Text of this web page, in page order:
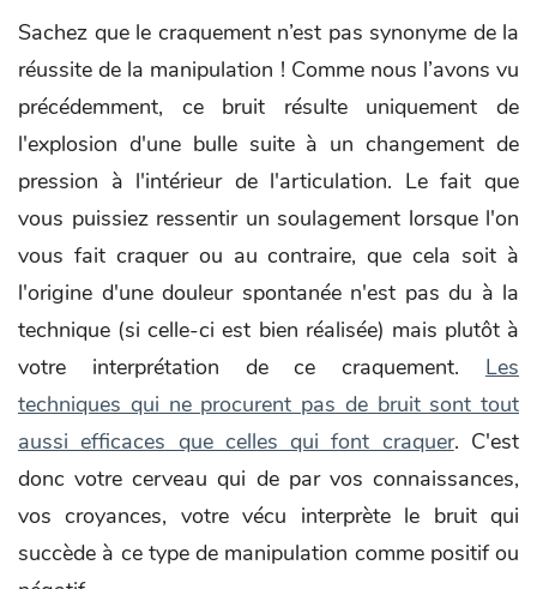
Sachez que le craquement n’est pas synonyme de la
réussite de la manipulation ! Comme nous l’avons vu
précédemment, ce bruit résulte uniquement de
l'explosion d'une bulle suite à un changement de
pression à l'intérieur de l'articulation. Le fait que
vous puissiez ressentir un soulagement lorsque l'on
vous fait craquer ou au contraire, que cela soit à
l'origine d'une douleur spontanée n'est pas du à la
technique (si celle-ci est bien réalisée) mais plutôt à
votre interprétation de ce craquement. Les
techniques qui ne procurent pas de bruit sont tout
aussi efficaces que celles qui font craquer. C'est
donc votre cerveau qui de par vos connaissances,
vos croyances, votre vécu interprète le bruit qui
succède à ce type de manipulation comme positif ou